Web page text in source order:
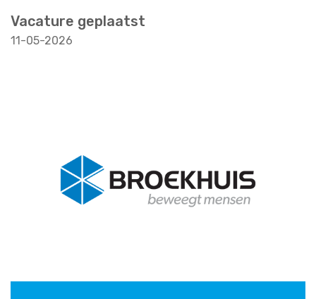
Vacature geplaatst
11-05-2026